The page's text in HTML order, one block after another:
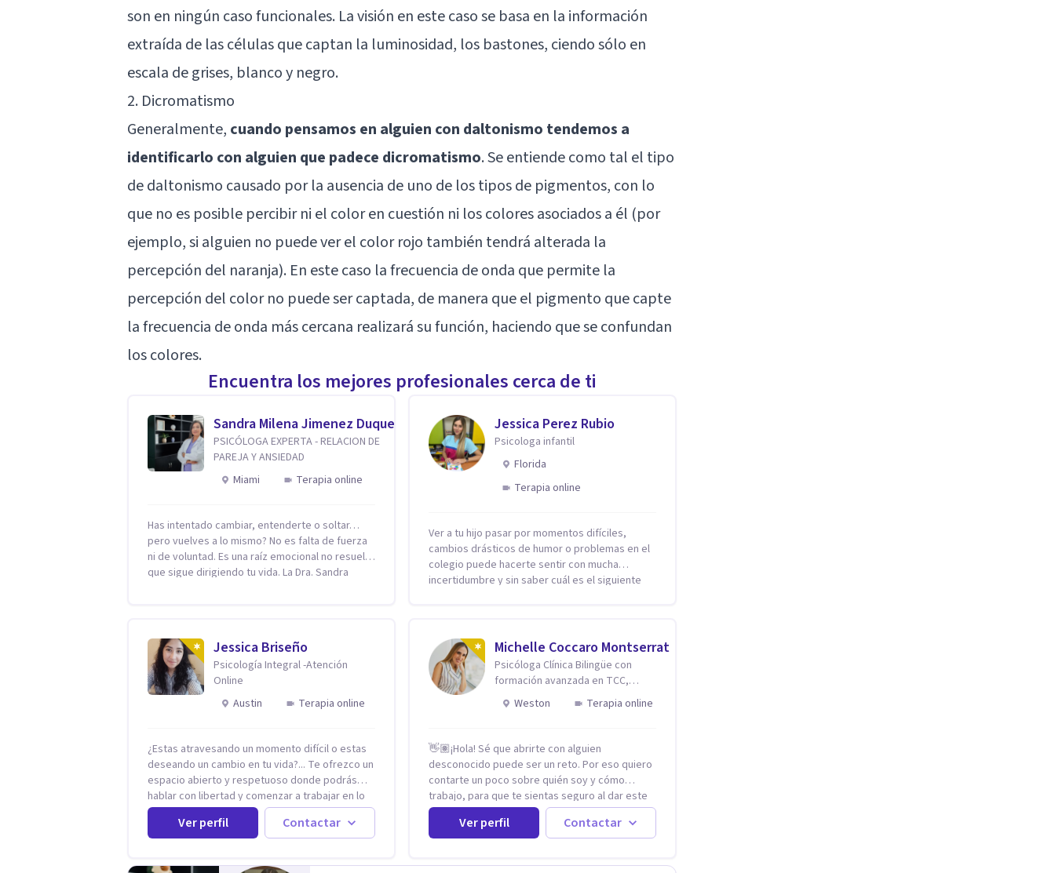
son en ningún caso funcionales. La visión en este caso se basa en la información
extraída de las células que captan la luminosidad, los bastones, ciendo sólo en
escala de grises, blanco y negro.
2. Dicromatismo
Generalmente, cuando pensamos en alguien con daltonismo tendemos a
identificarlo con alguien que padece dicromatismo. Se entiende como tal el tipo
de daltonismo causado por la ausencia de uno de los tipos de pigmentos, con lo
que no es posible percibir ni el color en cuestión ni los colores asociados a él (por
ejemplo, si alguien no puede ver el color rojo también tendrá alterada la
percepción del naranja). En este caso la frecuencia de onda que permite la
percepción del color no puede ser captada, de manera que el pigmento que capte
la frecuencia de onda más cercana realizará su función, haciendo que se confundan
los colores.
Encuentra los mejores profesionales cerca de ti
Sandra Milena Jimenez Duque
PSICÓLOGA EXPERTA - RELACION DE
PAREJA Y ANSIEDAD
Miami
Terapia online
Has intentado cambiar, entenderte o soltar…
pero vuelves a lo mismo? No es falta de fuerza
ni de voluntad. Es una raíz emocional no resuelta
que sigue dirigiendo tu vida. La Dra. Sandra
en el abordaje profundo de la ansiedad, la baja
autoestima, la dependencia emocional y los
conflictos de pareja. Ha trabajado con pacientes
en diferentes países, acompañando procesos
complejos. Su enfoque terapéutico se
diferencia por una premisa clara: no trabaja el
metodología interviene en tres niveles:
regulación del sistema emocional,
reprocesamiento de heridas de la infancia y
reestructuración cognitiva profunda,
permitiendo transformar patrones, emociones
y decisiones desde su origen. Si buscas un
proceso superficial, este no es el lugar. Pero si
Jessica Perez Rubio
Psicologa infantil
Florida
Terapia online
Ver a tu hijo pasar por momentos difíciles,
cambios drásticos de humor o problemas en el
colegio puede hacerte sentir con mucha
incertidumbre y sin saber cuál es el siguiente
apoyados para recuperar la tranquilidad en
casa. Me especializo en guiar a familias a través
de herramientas prácticas y dinámicas
adaptadas a la edad de cada menor, dejando de
lado las etiquetas y los tecnicismos. Mi forma
ayudándoles a desarrollar la confianza
necesaria para superar sus retos y
fortaleciendo la comunicación entre ustedes.
Acompaño a niños y adolescentes que están
lidiando con la ansiedad, la timidez, la rebeldía o
dificultades escolares, así como a padres que
sin perder la paciencia ni el control. Si estás
Jessica Briseño
Psicología Integral -Atención
Online
Austin
Terapia online
¿Estas atravesando un momento difícil o estas
deseando un cambio en tu vida?... Te ofrezco un
espacio abierto y respetuoso donde podrás
hablar con libertad y comenzar a trabajar en lo
que hoy te preocupa. Me especializo en
Trastornos de Ansiedad y a lo largo de mi
experiencia profesional he acompañado a
Ver perfil Contactar
Michelle Coccaro Montserrat
Psicóloga Clínica Bilingüe con
formación avanzada en TCC,
Neurociencias e Inteligencia
Emocional.
Weston Terapia online
👋🏽¡Hola! Sé que abrirte con alguien
desconocido puede ser un reto. Por eso quiero
contarte un poco sobre quién soy y cómo
trabajo, para que te sientas seguro al dar este
paso. Soy psicóloga clínica bilingüe con más de
una década de experiencia. He dictado
conferencias, escrito artículos y ejercido como
Ver perfil Contactar